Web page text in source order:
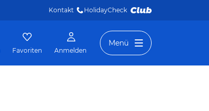
Kontakt HolidayCheck
Favoriten Anmelden
Menü